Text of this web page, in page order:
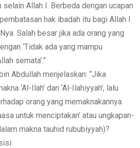
Allah I. Berbeda dengan ucapan
hak ibadah itu bagi Allah I
Salah besar jika ada orang yang
‘Tidak ada yang mampu
semata’.”
Abdullah menjelaskan: “Jika
‘Al-Ilah’ dan ‘Al-Ilahiyyah’, lalu
orang yang memaknakannya
untuk menciptakan’ atau ungkapan-
makna tauhid rububiyyah)?